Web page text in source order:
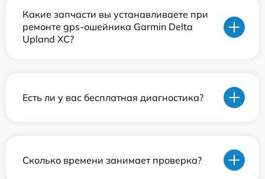
Какие запчасти вы устанавливаете при
ремонте gps-ошейника Garmin Delta
Upland XC?
Есть ли у вас бесплатная диагностика?
Сколько времени занимает проверка?